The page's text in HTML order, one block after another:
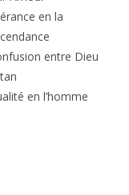
en la
entre Dieu
en l’homme